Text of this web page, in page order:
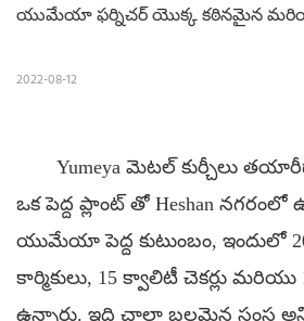
యుమేయా ఫర్నిచర్ యొక్క కఠినమైన
2022-08-12
Yumeya మెటల్ కుర్చీలు
ఒక పెద్ద ప్లాంట్ తో Heshan నగరంలో
యుమేయా పెద్ద కుటుంబం, ఇందులో
కార్మికులు, 15 క్వాలిటీ చెకర్లు మరియు
ఉన్నారు. ఇది చాలా బలమైన సంస్థ